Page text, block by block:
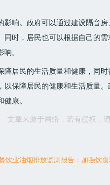
响。政府可以通过建设隔音
时，居民也可以根据自己的
。
居民的生活质量和健康，同
保障居民的健康和生活质量
康。
文章来源于网络，若有侵权，